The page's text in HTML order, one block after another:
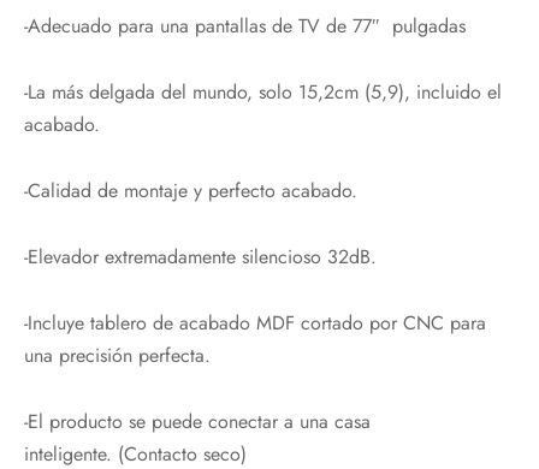
-Adecuado para una pantallas de TV de 77″ pulgadas
-La más delgada del mundo, solo 15,2cm (5,9), incluido el
acabado.
-Calidad de montaje y perfecto acabado.
-Elevador extremadamente silencioso 32dB.
-Incluye tablero de acabado MDF cortado por CNC para
una precisión perfecta.
-El producto se puede conectar a una casa
inteligente. (Contacto seco)